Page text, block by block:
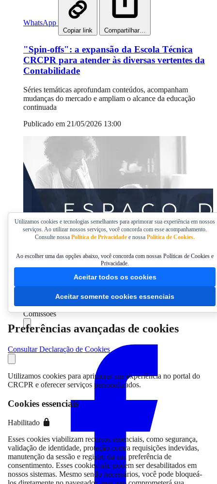
WhatsApp
Copiar link Compartilhar…
"Spin-offs": a expansão da Escola Técnica
CRCPR para atender às diversas vertentes da
Contabilidade
Séries temáticas aprofundam conteúdos, acompanham
mudanças do mercado e ampliam o alcance da educação
continuada
Publicado em 21/05/2026 13:00
Comissões
Compartilhar
Utilizamos cookies e tecnologias semelhantes para aprimorar sua experiência em nossos
serviços. Ao utilizar nossos serviços, você concorda com esse acompanhamento.
Consulte nossa Política de Privacidade e nossa Política de Cookies.
Ao escolher uma das opções abaixo, você concorda com nossas Políticas de Cookies e
Privacidade.
Aceitar todos os cookies
Aceitar somente cookies essenciais
Preferências avançadas de cookies
Consultar Declaração de Cookies
Utilizamos cookies para aprimorar sua experiência no portal do
CRCPR e oferecer serviços personalizados.
Cookies essenciais
Habilitado
Esses cookies viabilizam recursos essenciais, como segurança,
validação de identidade, proteção contra requisições indevidas,
manutenção da sessão e registro da sua preferência de
consentimento. Esses cookies não podem ser desabilitados em
nossos sistemas. Mesmo sendo necessários, você pode bloqueá-